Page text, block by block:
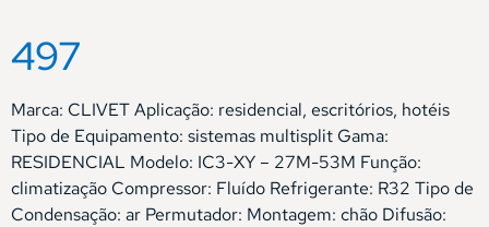
497
Marca: CLIVET Aplicação: residencial, escritórios, hotéis
Tipo de Equipamento: sistemas multisplit Gama:
RESIDENCIAL Modelo: IC3-XY – 27M-53M Função:
climatização Compressor: Fluído Refrigerante: R32 Tipo de
Condensação: ar Permutador: Montagem: chão Difusão: